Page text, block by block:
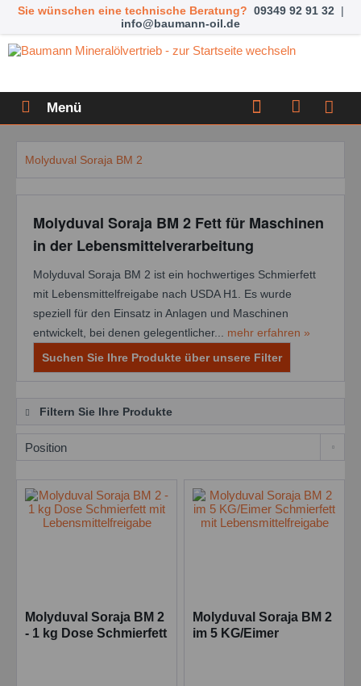
Sie wünschen eine technische Beratung? 09349 92 91 32 |
info@baumann-oil.de
Menü
Molyduval Soraja BM 2
Molyduval Soraja BM 2 Fett für Maschinen
in der Lebensmittelverarbeitung
Molyduval Soraja BM 2 ist ein hochwertiges Schmierfett
mit Lebensmittelfreigabe nach USDA H1. Es wurde
speziell für den Einsatz in Anlagen und Maschinen
entwickelt, bei denen gelegentlicher... mehr erfahren »
Suchen Sie Ihre Produkte über unsere Filter
Filtern Sie Ihre Produkte
Molyduval Soraja BM 2
- 1 kg Dose Schmierfett
Molyduval Soraja BM 2
im 5 KG/Eimer